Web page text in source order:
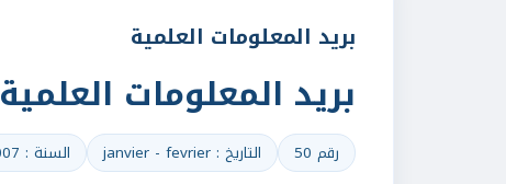
بريد المعلومات العلمية
بريد المعلومات العلمية 50
رقم 50 التاريخ : janvier - fevrier السنة : 2007